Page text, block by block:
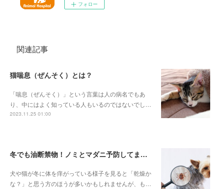
フォロー
関連記事
猫喘息（ぜんそく）とは？
「喘息（ぜんそく）」という言葉は人の病名でもあ
り、中にはよく知っている人もいるのではないでし…
2023.11.25 01:00
冬でも油断禁物！ノミとマダニ予防してますか？
犬や猫が冬に体を痒がっている様子を見ると「乾燥か
な？」と思う方のほうが多いかもしれませんが、も…